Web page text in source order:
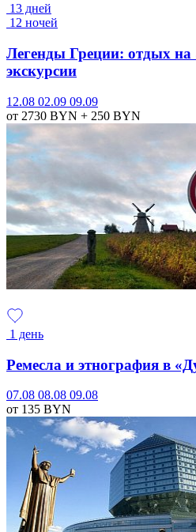
13 дней
12 ночей
Легенды Греции: отдых на
экскурсии
12.08 02.09 09.09
от 2730 BYN + 250 BYN
1 день
Ремесла и этнография в
07.08 08.08 09.08
от 135 BYN